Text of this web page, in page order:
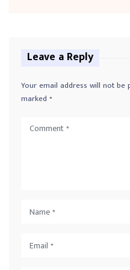
Leave a Reply
Your email address will not be
marked *